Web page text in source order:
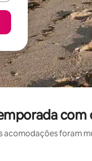
com
acomodações foram